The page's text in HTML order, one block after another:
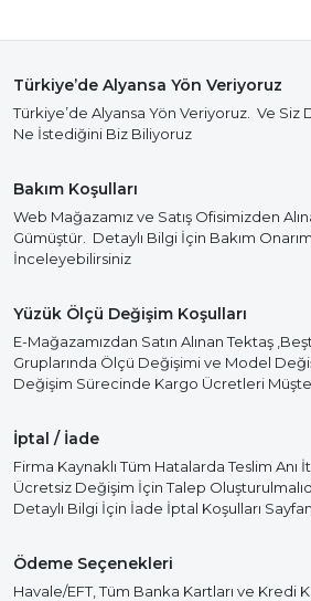
Türkiye’de Alyansa Yön Veriyoruz
Türkiye’de Alyansa Yön Veriyoruz. Ve
Ne İstediğini Biz Biliyoruz
Bakım Koşulları
Web Mağazamız ve Satış Ofisimizden
Gümüştür. Detaylı Bilgi İçin Bakım Onarım
İnceleyebilirsiniz
Yüzük Ölçü Değişim Koşulları
E-Mağazamızdan Satın Alınan Tektaş
Gruplarında Ölçü Değişimi ve Model
Değişim Sürecinde Kargo Ücretleri
İptal / İade
Firma Kaynaklı Tüm Hatalarda Teslim
Ücretsiz Değişim İçin Talep
Detaylı Bilgi İçin İade İptal Koşulları
Ödeme Seçenekleri
Havale/EFT, Tüm Banka Kartları ve Kredi